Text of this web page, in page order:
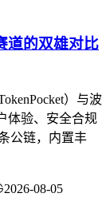
道的双雄对比
）与波
体验、安全合规
公链，内置丰
2026-08-05